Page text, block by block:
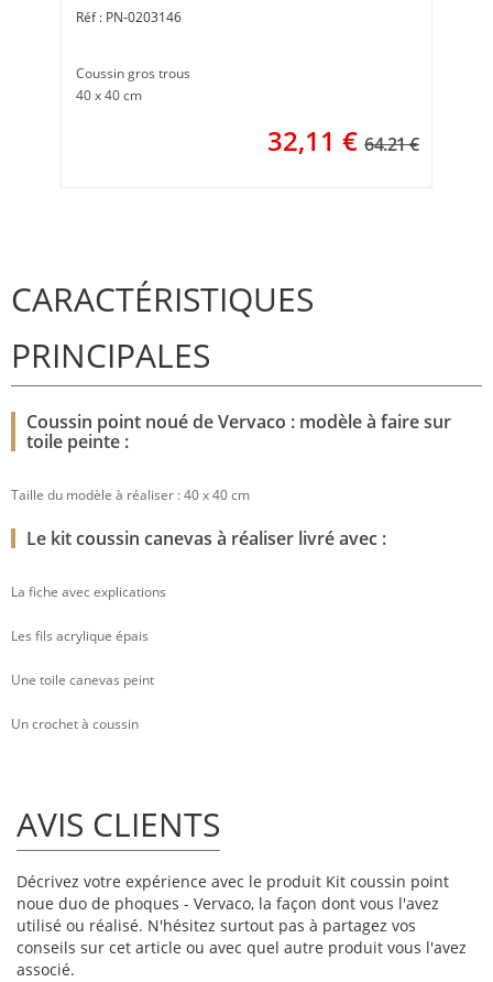
PN-0203146
Coussin gros trous
40 x 40 cm
32,11 € 64.21 €
CARACTÉRISTIQUES
PRINCIPALES
Coussin point noué de Vervaco : modèle à faire sur
toile peinte :
Taille du modèle à réaliser : 40 x 40 cm
Le kit coussin canevas à réaliser livré avec :
La fiche avec explications
Les fils acrylique épais
Une toile canevas peint
Un crochet à coussin
AVIS CLIENTS
Décrivez votre expérience avec le produit Kit coussin point
noue duo de phoques - Vervaco, la façon dont vous l'avez
utilisé ou réalisé. N'hésitez surtout pas à partagez vos
conseils sur cet article ou avec quel autre produit vous l'avez
associé.